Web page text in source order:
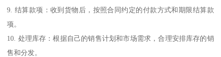
9. 结算款项：收到货物后，按照合同约定的付款方式和期限结算款
项。
10. 处理库存：根据自己的销售计划和市场需求，合理安排库存的销
售和分发。